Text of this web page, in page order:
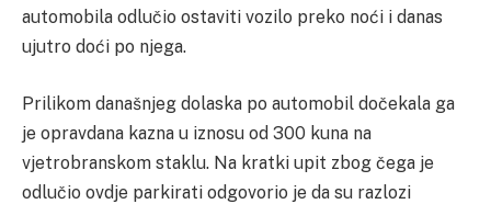
automobila odlučio ostaviti vozilo preko noći i danas
ujutro doći po njega.
Prilikom današnjeg dolaska po automobil dočekala ga
je opravdana kazna u iznosu od 300 kuna na
vjetrobranskom staklu. Na kratki upit zbog čega je
odlučio ovdje parkirati odgovorio je da su razlozi